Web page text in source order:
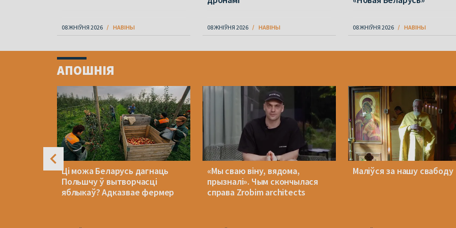
08 ЖНІЎНЯ 2026 НАВІНЫ 08 ЖНІЎНЯ 2026 НАВІНЫ 08 ЖНІЎНЯ 2026 НАВІНЫ
ofАПОШНІЯ
Ці можа Беларусь дагнаць
Польшчу ў вытворчасці
яблыкаў? Адказвае фермер
«Мы сваю віну, вядома,
прызналі». Чым скончылася
справа Zrobim architects
Маліўся за нашу свабоду